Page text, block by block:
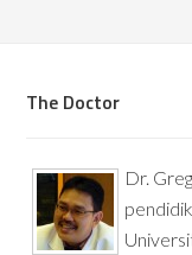
The Doctor
Dr.